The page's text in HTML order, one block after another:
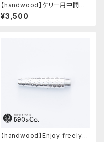
【handwood】ケリー用中間パ
ーツ/カスタムグリップ (ディンプ
ル/ステンレス)
¥3,500
【handwood】Enjoy freely